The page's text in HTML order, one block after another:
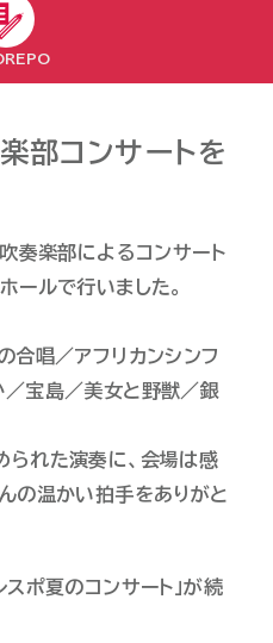
部コンサートを
楽部によるコンサート
ールで行いました。
合唱／アフリカンシンフ
／宝島／美女と野獣／銀
れた演奏に、会場は感
の温かい拍手をありがと
スポ夏のコンサート」が続